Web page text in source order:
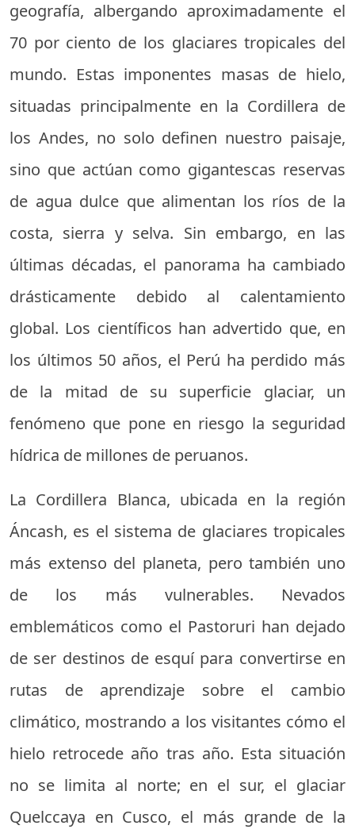
geografía, albergando aproximadamente el
70 por ciento de los glaciares tropicales del
mundo. Estas imponentes masas de hielo,
situadas principalmente en la Cordillera de
los Andes, no solo definen nuestro paisaje,
sino que actúan como gigantescas reservas
de agua dulce que alimentan los ríos de la
costa, sierra y selva. Sin embargo, en las
últimas décadas, el panorama ha cambiado
drásticamente debido al calentamiento
global. Los científicos han advertido que, en
los últimos 50 años, el Perú ha perdido más
de la mitad de su superficie glaciar, un
fenómeno que pone en riesgo la seguridad
hídrica de millones de peruanos.
La Cordillera Blanca, ubicada en la región
Áncash, es el sistema de glaciares tropicales
más extenso del planeta, pero también uno
de los más vulnerables. Nevados
emblemáticos como el Pastoruri han dejado
de ser destinos de esquí para convertirse en
rutas de aprendizaje sobre el cambio
climático, mostrando a los visitantes cómo el
hielo retrocede año tras año. Esta situación
no se limita al norte; en el sur, el glaciar
Quelccaya en Cusco, el más grande de la